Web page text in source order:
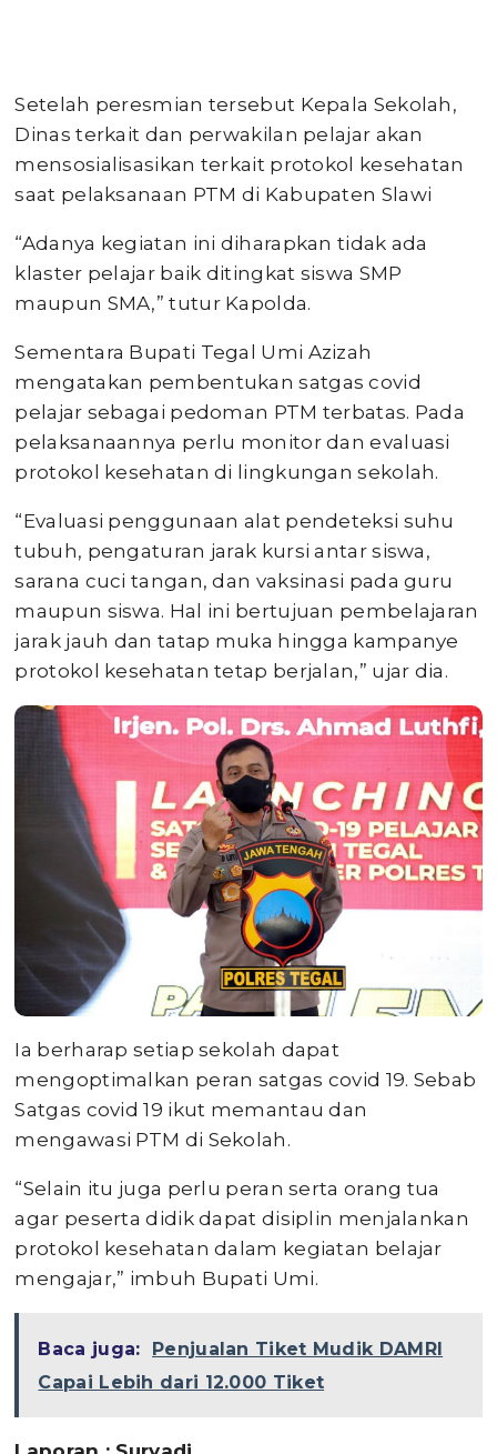
Setelah peresmian tersebut Kepala Sekolah,
Dinas terkait dan perwakilan pelajar akan
mensosialisasikan terkait protokol kesehatan
saat pelaksanaan PTM di Kabupaten Slawi
“Adanya kegiatan ini diharapkan tidak ada
klaster pelajar baik ditingkat siswa SMP
maupun SMA,” tutur Kapolda.
Sementara Bupati Tegal Umi Azizah
mengatakan pembentukan satgas covid
pelajar sebagai pedoman PTM terbatas. Pada
pelaksanaannya perlu monitor dan evaluasi
protokol kesehatan di lingkungan sekolah.
“Evaluasi penggunaan alat pendeteksi suhu
tubuh, pengaturan jarak kursi antar siswa,
sarana cuci tangan, dan vaksinasi pada guru
maupun siswa. Hal ini bertujuan pembelajaran
jarak jauh dan tatap muka hingga kampanye
protokol kesehatan tetap berjalan,” ujar dia.
Ia berharap setiap sekolah dapat
mengoptimalkan peran satgas covid 19. Sebab
Satgas covid 19 ikut memantau dan
mengawasi PTM di Sekolah.
“Selain itu juga perlu peran serta orang tua
agar peserta didik dapat disiplin menjalankan
protokol kesehatan dalam kegiatan belajar
mengajar,” imbuh Bupati Umi.
Baca juga:
Penjualan Tiket Mudik DAMRI
Capai Lebih dari 12.000 Tiket